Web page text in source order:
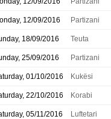
12/09/2016 Partizani
18/09/2016 Teuta
25/09/2016 Partizani
01/10/2016 Kukësi
22/10/2016 Korabi
05/11/2016 Luftetari